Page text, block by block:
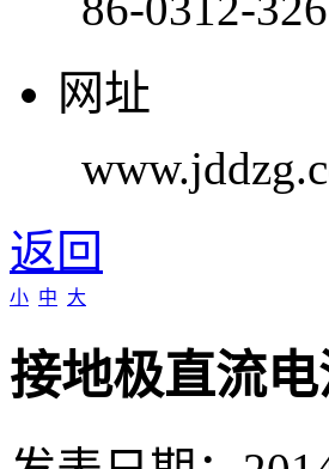
网址
返回
小 中 大
接地极直流